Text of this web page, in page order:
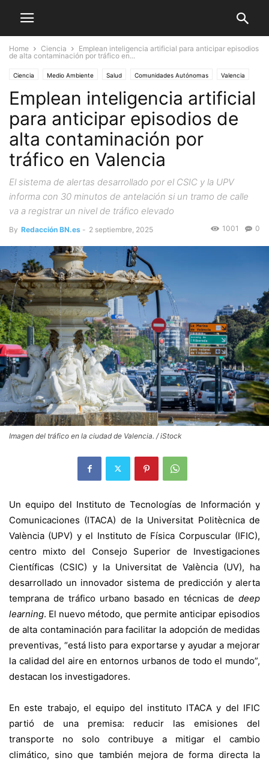
Home Ciencia
Emplean inteligencia artificial para anticipar episodios
de alta contaminación por tráfico en...
Ciencia Medio Ambiente Salud Comunidades Autónomas Valencia
Emplean inteligencia artificial
para anticipar episodios de
alta contaminación por
tráfico en Valencia
El sistema de alertas desarrollado por el CSIC y la UPV
informa con 30 minutos de antelación si un tramo de calle
va a registrar un nivel de tráfico elevado
By Redacción BN.es - 2 septiembre, 2025 0
1001
Imagen del tráfico en la ciudad de Valencia. / iStock
Un equipo del Instituto de Tecnologías de Información y
Comunicaciones (ITACA) de la Universitat Politècnica de
València (UPV) y el Instituto de Física Corpuscular (IFIC),
centro mixto del Consejo Superior de Investigaciones
Científicas (CSIC) y la Universitat de València (UV), ha
desarrollado un innovador sistema de predicción y alerta
temprana de tráfico urbano basado en técnicas de deep
learning. El nuevo método, que permite anticipar episodios
de alta contaminación para facilitar la adopción de medidas
preventivas, “está listo para exportarse y ayudar a mejorar
la calidad del aire en entornos urbanos de todo el mundo”,
destacan los investigadores.
En este trabajo, el equipo del instituto ITACA y del IFIC
partió de una premisa: reducir las emisiones del
transporte no solo contribuye a mitigar el cambio
climático, sino que también mejora de forma directa la